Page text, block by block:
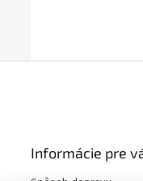
Informácie pre